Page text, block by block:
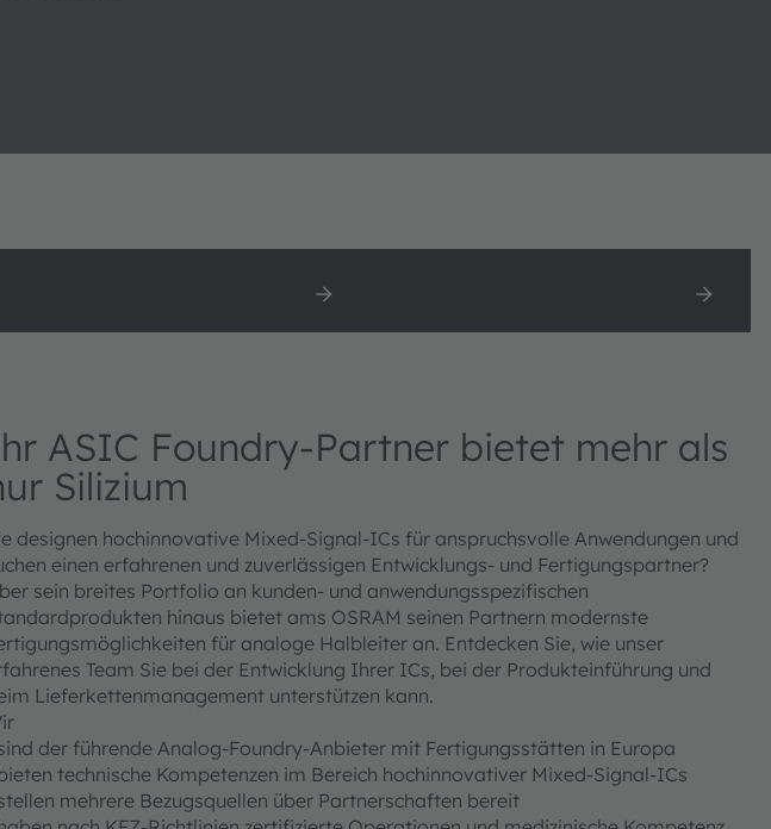
ASIC Foundry-Partner bietet mehr als
Silizium
designen hochinnovative Mixed-Signal-ICs für anspruchsvolle Anwendungen und
einen erfahrenen und zuverlässigen Entwicklungs- und Fertigungspartner?
sein breites Portfolio an kunden- und anwendungsspezifischen
hinaus bietet ams OSRAM seinen Partnern modernste
für analoge Halbleiter an. Entdecken Sie, wie unser
Team Sie bei der Entwicklung Ihrer ICs, bei der Produkteinführung und
Lieferkettenmanagement unterstützen kann.
der führende Analog-Foundry-Anbieter mit Fertigungsstätten in Europa
technische Kompetenzen im Bereich hochinnovativer Mixed-Signal-ICs
mehrere Bezugsquellen über Partnerschaften bereit